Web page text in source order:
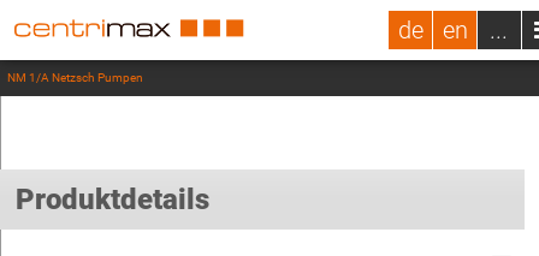
de en ...
NM 1/A Netzsch Pumpen
Produktdetails